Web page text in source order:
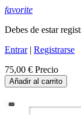
favorite
Debes de estar
Entrar| Registrarse
75,00 € Precio
Añadir al carrito